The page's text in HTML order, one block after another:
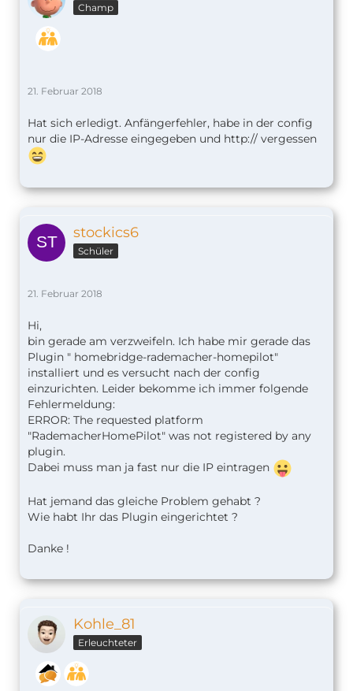
Champ
21. Februar 2018
Hat sich erledigt. Anfängerfehler, habe in der config
nur die IP-Adresse eingegeben und http:// vergessen
stockics6
Schüler
21. Februar 2018
Hi,
bin gerade am verzweifeln. Ich habe mir gerade das
Plugin " homebridge-rademacher-homepilot"
installiert und es versucht nach der config
einzurichten. Leider bekomme ich immer folgende
Fehlermeldung:
ERROR: The requested platform
"RademacherHomePilot" was not registered by any
plugin.
Dabei muss man ja fast nur die IP eintragen
Hat jemand das gleiche Problem gehabt ?
Wie habt Ihr das Plugin eingerichtet ?
Danke !
Kohle_81
Erleuchteter